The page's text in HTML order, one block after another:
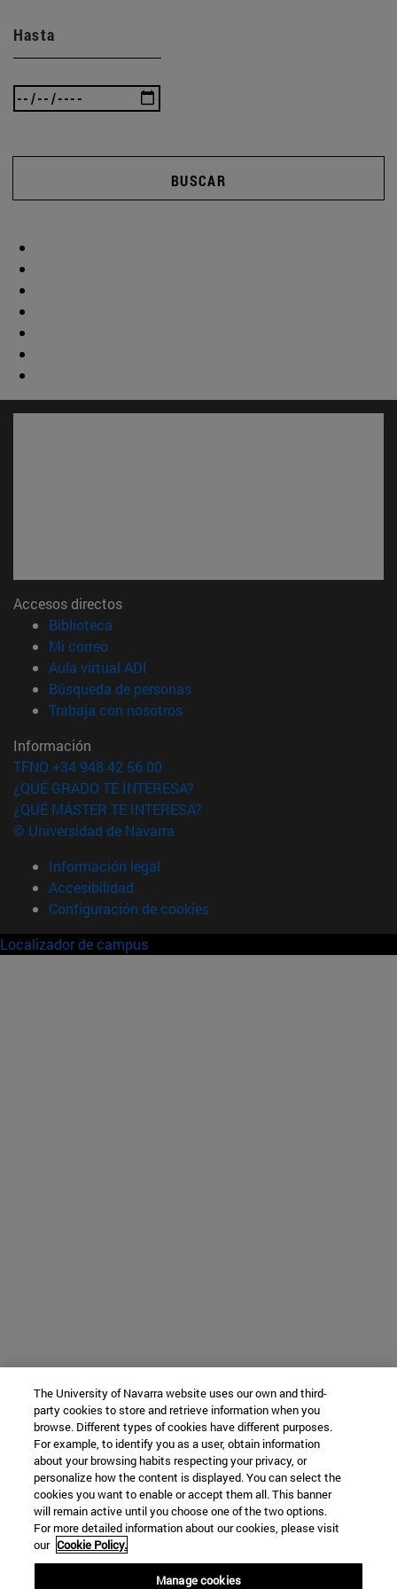
Hasta
BUSCAR
Accesos directos
Biblioteca
Mi correo(abre en nueva ventana)
Aula virtual ADI
Búsqueda de personas(abre en nueva ventana)
Trabaja con nosotros(abre en nueva ventana)
Información
TFNO +34 948 42 56 00
¿QUÉ GRADO TE INTERESA?
¿QUÉ MÁSTER TE INTERESA?
© Universidad de Navarra
Información legal
Accesibilidad
Configuración de cookies
Localizador de campus
The University of Navarra website uses our own and third-
party cookies to store and retrieve information when you
browse. Different types of cookies have different purposes.
For example, to identify you as a user, obtain information
about your browsing habits respecting your privacy, or
personalize how the content is displayed. You can select the
cookies you want to enable or accept them all. This banner
will remain active until you choose one of the two options.
For more detailed information about our cookies, please visit
our Cookie Policy.
Manage cookies